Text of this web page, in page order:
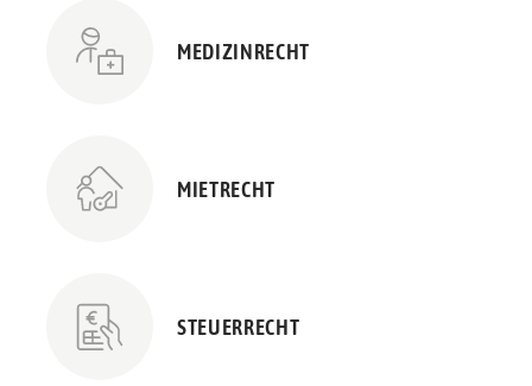
MEDIZINRECHT
MIETRECHT
STEUERRECHT